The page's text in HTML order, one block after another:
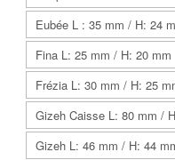
Eubée L : 35 mm / H: 24
Fina L: 25 mm / H: 20 mm
Frézia L: 30 mm / H: 25
Gizeh Caisse L: 80 mm /
Gizeh L: 46 mm / H: 44